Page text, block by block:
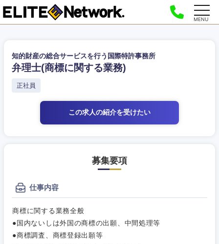
MENU
知的財産の総合サービスを行う国際特許事務所
弁理士(商標に関する業務)
正社員
この求人の紹介を受けたい
募集要項
仕事内容
商標に関する業務全般
●国内ないしは外国の商標の出願、中間処理等
●商標調査、商標登録出願等
ご希望の職種を選択してください
ご希望の職種を選択してください
ご希望の業界を選択してください
ご希望の勤務地を選択してください
ご希望条件を入力ください